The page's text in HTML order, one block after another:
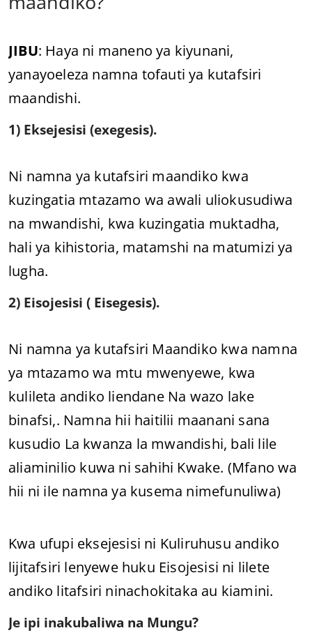
JIBU: Haya ni maneno ya kiyunani,
yanayoeleza namna tofauti ya kutafsiri
maandishi.
1) Eksejesisi (exegesis).
Ni namna ya kutafsiri maandiko kwa
kuzingatia mtazamo wa awali uliokusudiwa
na mwandishi, kwa kuzingatia muktadha,
hali ya kihistoria, matamshi na matumizi ya
lugha.
2) Eisojesisi ( Eisegesis).
Ni namna ya kutafsiri Maandiko kwa namna
ya mtazamo wa mtu mwenyewe, kwa
kulileta andiko liendane Na wazo lake
binafsi,. Namna hii haitilii maanani sana
kusudio La kwanza la mwandishi, bali lile
aliaminilio kuwa ni sahihi Kwake. (Mfano wa
hii ni ile namna ya kusema nimefunuliwa)
Kwa ufupi eksejesisi ni Kuliruhusu andiko
lijitafsiri lenyewe huku Eisojesisi ni lilete
andiko litafsiri ninachokitaka au kiamini.
Je ipi inakubaliwa na Mungu?